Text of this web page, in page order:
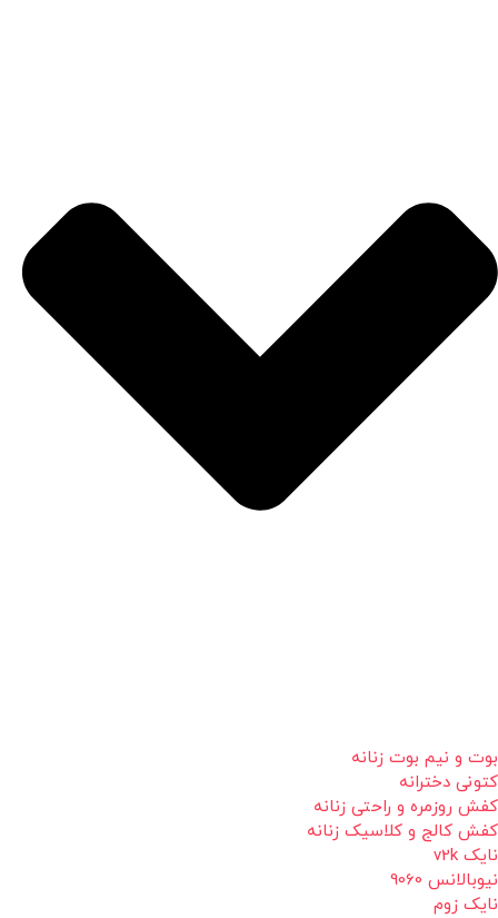
بوت و نیم بوت زنانه
کتونی دخترانه
کفش روزمره و راحتی زنانه
کفش کالج و کلاسیک زنانه
نایک v2k
نیوبالانس 9060
نایک زوم